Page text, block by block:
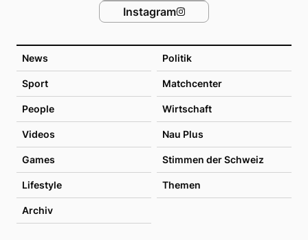
News Politik
Sport Matchcenter
People Wirtschaft
Videos Nau Plus
Games Stimmen der Schweiz
Lifestyle Themen
Archiv
Instagram